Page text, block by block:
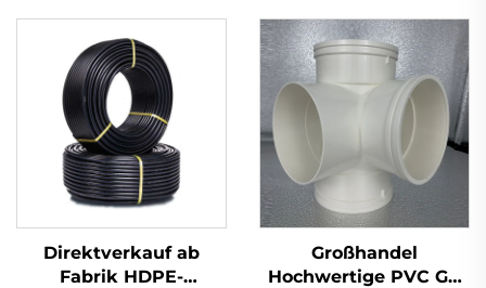
Direktverkauf ab
Fabrik HDPE-
Großhandel
Hochwertige PVC GB